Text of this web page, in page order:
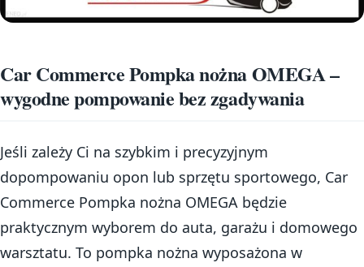
Car Commerce Pompka nożna OMEGA –
wygodne pompowanie bez zgadywania
Jeśli zależy Ci na szybkim i precyzyjnym
dopompowaniu opon lub sprzętu sportowego, Car
Commerce Pompka nożna OMEGA będzie
praktycznym wyborem do auta, garażu i domowego
warsztatu. To pompka nożna wyposażona w